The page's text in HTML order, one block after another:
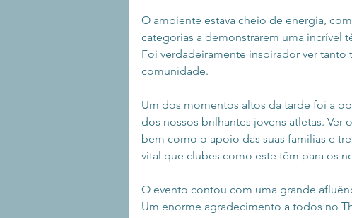
O ambiente estava cheio de energia,
categorias a demonstrarem uma incrível
Foi verdadeiramente inspirador ver tanto
comunidade.
Um dos momentos altos da tarde foi a
dos nossos brilhantes jovens atletas. Ver
bem como o apoio das suas famílias e
vital que clubes como este têm para os
O evento contou com uma grande
Um enorme agradecimento a todos no